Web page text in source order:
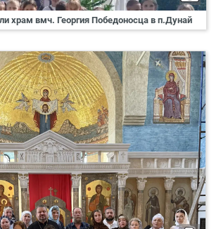
храм вмч. Георгия Победоносца в п.Дунай